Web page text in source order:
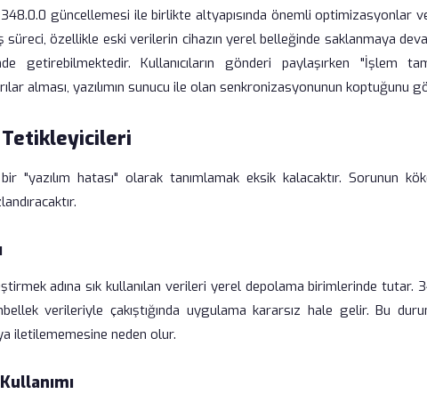
güncellemesi ile birlikte altyapısında önemli optimizasyonlar
süreci, özellikle eski verilerin cihazın yerel belleğinde saklanmaya
getirebilmektedir. Kullanıcıların gönderi paylaşırken "İşlem
alması, yazılımın sunucu ile olan senkronizasyonunun koptuğunu
Tetikleyicileri
"yazılım hatası" olarak tanımlamak eksik kalacaktır. Sorunun
adına sık kullanılan verileri yerel depolama birimlerinde tutar.
verileriyle çakıştığında uygulama kararsız hale gelir. Bu
iletilememesine neden olur.